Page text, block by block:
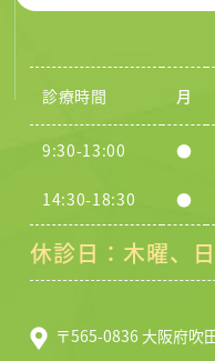
診療時間 月
9:30-13:00 ●
14:30-18:30 ●
休診日：木曜、
〒565-0836 大阪府吹